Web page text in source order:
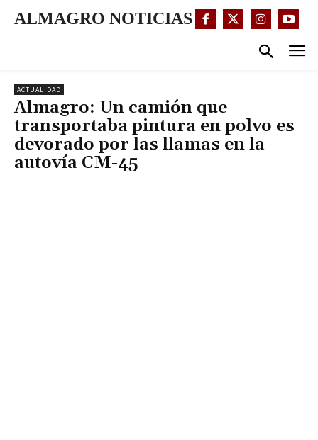
ALMAGRO NOTICIAS
ACTUALIDAD
Almagro: Un camión que
transportaba pintura en polvo es
devorado por las llamas en la
autovía CM-45